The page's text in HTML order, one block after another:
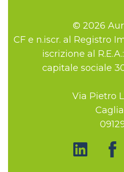
© 2026
CF e n.iscr. al Registro
iscrizione al
capitale sociale
Via Pietro